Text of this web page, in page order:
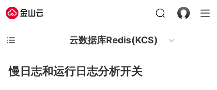
云数据库Redis(KCS)
慢日志和运行日志分析开关